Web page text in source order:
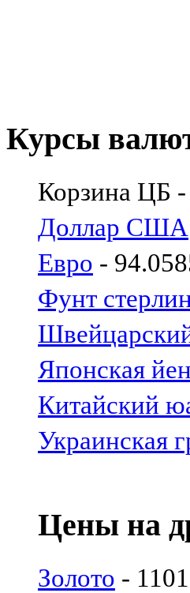
Курсы
Корзина ЦБ
Доллар США
Евро -
Фунт
Японская
Китайский
Украинская
Цены на
Золото -